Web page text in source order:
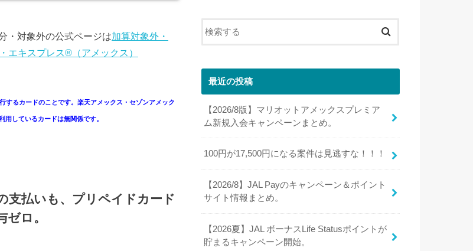
・対象外の公式ページは加算対象外・
エキスプレス®（アメックス）
するカードのことです。楽天アメックス・セゾンアメック
しているカードは無関係です。
支払いも、プリペイドカード
ロ。
最近の投稿
【2026/8版】マリオットアメックスプレミア
ム新規入会キャンペーンまとめ。
100円が17,500円になる案件は見逃すな！！！
【2026/8】JAL Payのキャンペーン＆ポイント
サイト情報まとめ。
【2026夏】JAL ボーナスLife Statusポイントが
貯まるキャンペーン開始。